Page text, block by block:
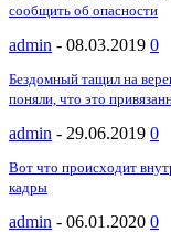
сообщить об опасности
admin - 08.03.2019 0
Бездомный тащил на
поняли, что это
admin - 29.06.2019 0
Вот что происходит
кадры
admin - 06.01.2020 0